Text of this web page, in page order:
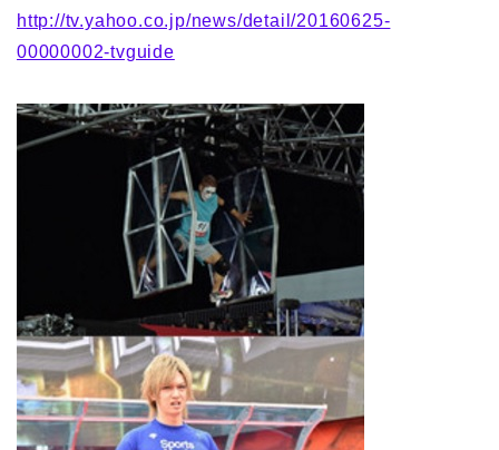
http://tv.yahoo.co.jp/news/detail/20160625-
00000002-tvguide